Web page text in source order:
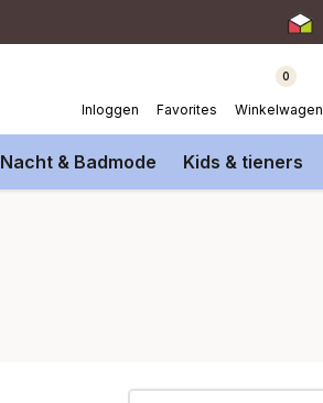
Inloggen Favorites
0
Winkelwagen
Nacht & Badmode Kids & tieners